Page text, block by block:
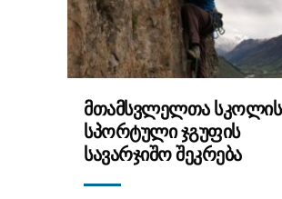
ᲛᲗᲐᲛᲡᲕᲚᲔᲚᲗᲐ ᲡᲙᲝᲚᲘᲡ
ᲡᲞᲝᲠᲢᲣᲚᲘ ᲯᲒᲣᲤᲘᲡ
ᲡᲐᲕᲐᲠᲯᲘᲨᲝ ᲨᲔᲙᲠᲔᲑᲐ